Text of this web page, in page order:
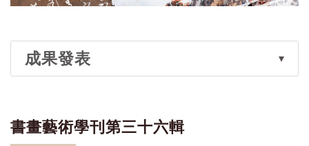
成果發表
書畫藝術學刊第三十六輯